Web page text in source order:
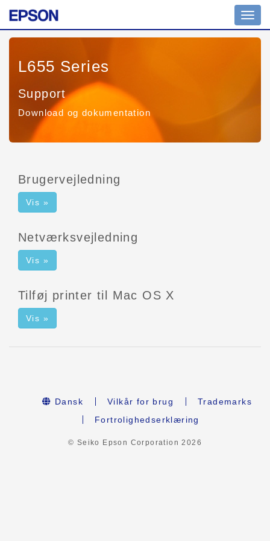
Skift
L655 Series
Support
Download og dokumentation
Brugervejledning
Vis »
Netværksvejledning
Vis »
Tilføj printer til Mac OS X
Vis »
Dansk Vilkår for brug
Trademarks
Fortrolighedserklæring
© Seiko Epson Corporation2026